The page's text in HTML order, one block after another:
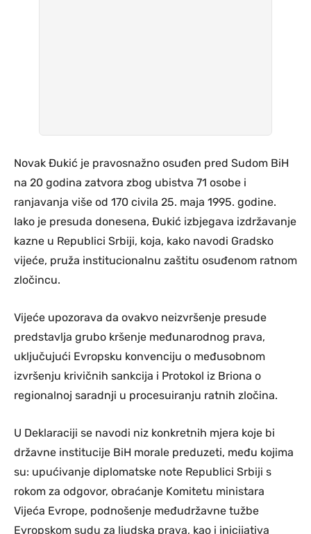
Novak Đukić je pravosnažno osuđen pred Sudom BiH
na 20 godina zatvora zbog ubistva 71 osobe i
ranjavanja više od 170 civila 25. maja 1995. godine.
Iako je presuda donesena, Đukić izbjegava izdržavanje
kazne u Republici Srbiji, koja, kako navodi Gradsko
vijeće, pruža institucionalnu zaštitu osuđenom ratnom
zločincu.
Vijeće upozorava da ovakvo neizvršenje presude
predstavlja grubo kršenje međunarodnog prava,
uključujući Evropsku konvenciju o međusobnom
izvršenju krivičnih sankcija i Protokol iz Briona o
regionalnoj saradnji u procesuiranju ratnih zločina.
U Deklaraciji se navodi niz konkretnih mjera koje bi
državne institucije BiH morale preduzeti, među kojima
su: upućivanje diplomatske note Republici Srbiji s
rokom za odgovor, obraćanje Komitetu ministara
Vijeća Evrope, podnošenje međudržavne tužbe
Evropskom sudu za ljudska prava, kao i inicijativa